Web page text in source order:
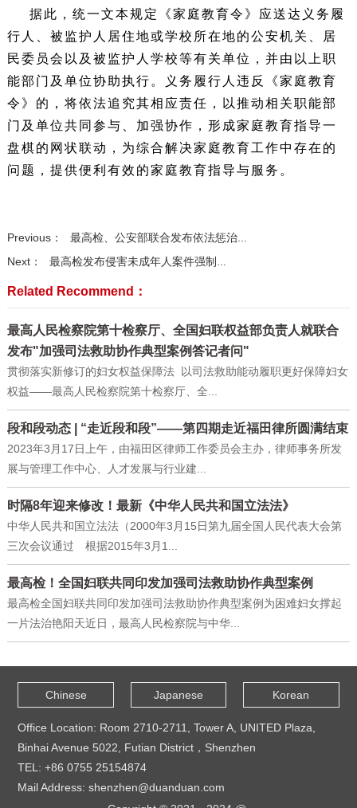
据此，统一文本规定《家庭教育令》应送达义务履
行人、被监护人居住地或学校所在地的公安机关、居
民委员会以及被监护人学校等有关单位，并由以上职
能部门及单位协助执行。义务履行人违反《家庭教育
令》的，将依法追究其相应责任，以推动相关职能部
门及单位共同参与、加强协作，形成家庭教育指导一
盘棋的网状联动，为综合解决家庭教育工作中存在的
问题，提供便利有效的家庭教育指导与服务。
Previous：
最高检、公安部联合发布依法惩治...
Next：
最高检发布侵害未成年人案件强制...
Related Recommend：
最高人民检察院第十检察厅、全国妇联权益部负责人就联合
发布"加强司法救助协作典型案例答记者问"
贯彻落实新修订的妇女权益保障法 以司法救助能动履职更好保障妇女
权益——最高人民检察院第十检察厅、全...
段和段动态 | “走近段和段”——第四期走近福田律所圆满结束
2023年3月17日上午，由福田区律师工作委员会主办，律师事务所发
展与管理工作中心、人才发展与行业建...
时隔8年迎来修改！最新《中华人民共和国立法法》
中华人民共和国立法法（2000年3月15日第九届全国人民代表大会第
三次会议通过 根据2015年3月1...
最高检！全国妇联共同印发加强司法救助协作典型案例
最高检全国妇联共同印发加强司法救助协作典型案例为困难妇女撑起
一片法治艳阳天近日，最高人民检察院与中华...
Chinese Japanese Korean
Office Location: Room 2710-2711, Tower A, UNITED Plaza,
Binhai Avenue 5022, Futian District，Shenzhen
TEL: +86 0755 25154874
Mail Address: shenzhen@duanduan.com